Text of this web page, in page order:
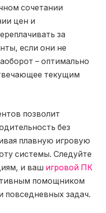
сочетании
цен и
за
если они не
– оптимально
текущим
позволит
без
плавную игровую
системы. Следуйте
и ваш игровой ПК
помощником
повседневных задач.